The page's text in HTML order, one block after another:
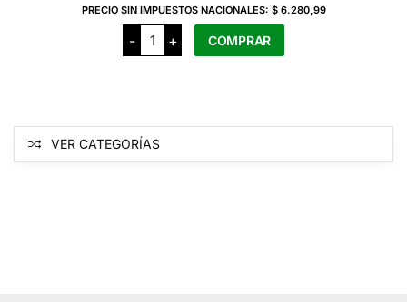
la
página
del
$7.600
PRECIO SIN IMPUESTOS NACIONALES: $ 6.280,99
-
Tierra
Florida
Kefir
+ COMPRAR
variantes.
VER CATEGORÍAS